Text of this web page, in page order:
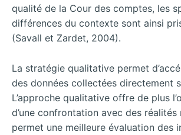
qualité de la Cour des comptes, les
différences du contexte sont ainsi
(Savall et Zardet, 2004).
La stratégie qualitative permet
des données collectées directement
L’approche qualitative offre de plus
d’une confrontation avec des réalités
permet une meilleure évaluation des